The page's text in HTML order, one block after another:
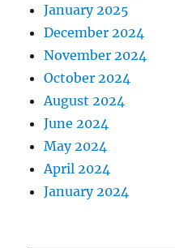
January 2025
December 2024
November 2024
October 2024
August 2024
June 2024
May 2024
April 2024
January 2024